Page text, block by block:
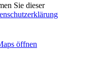
Sie dieser
öffnen